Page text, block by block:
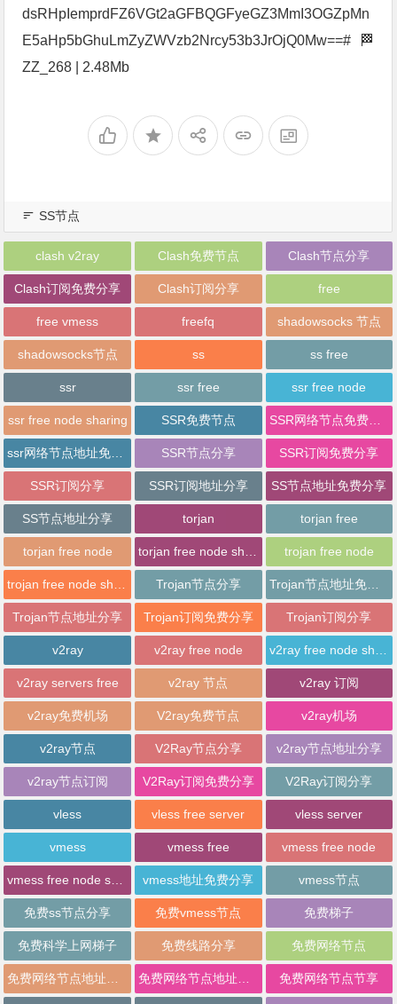
dsRHpIemprdFZ6VGt2aGFBQGFyeGZ3MmI3OGZpMn
E5aHp5bGhuLmZyZWVzb2Nrcy53b3JrOjQ0Mw==#🏁
ZZ_268 | 2.48Mb
SS节点
clash v2ray Clash免费节点 Clash节点分享
Clash订阅免费分享 Clash订阅分享 free
free vmess freefq shadowsocks 节点
shadowsocks节点 ss ss free
ssr ssr free ssr free node
ssr free node sharing SSR免费节点 SSR网络节点免费分享
SSR节点分享 SSR订阅免费分享
SSR订阅分享 SSR订阅地址分享 SS节点地址免费分享
SS节点地址分享 torjan torjan free
torjan free node trojan free node
Trojan节点分享 Trojan节点地址免费分享
Trojan节点地址分享 Trojan订阅免费分享 Trojan订阅分享
v2ray v2ray free node
v2ray servers free v2ray 节点 v2ray 订阅
v2ray免费机场 V2ray免费节点 v2ray机场
v2ray节点 V2Ray节点分享 v2ray节点地址分享
v2ray节点订阅 V2Ray订阅免费分享 V2Ray订阅分享
vless vless free server vless server
vmess vmess free vmess free node
vmess地址免费分享 vmess节点
免费ss节点分享 免费vmess节点 免费梯子
免费科学上网梯子 免费线路分享 免费网络节点
免费网络节点节享